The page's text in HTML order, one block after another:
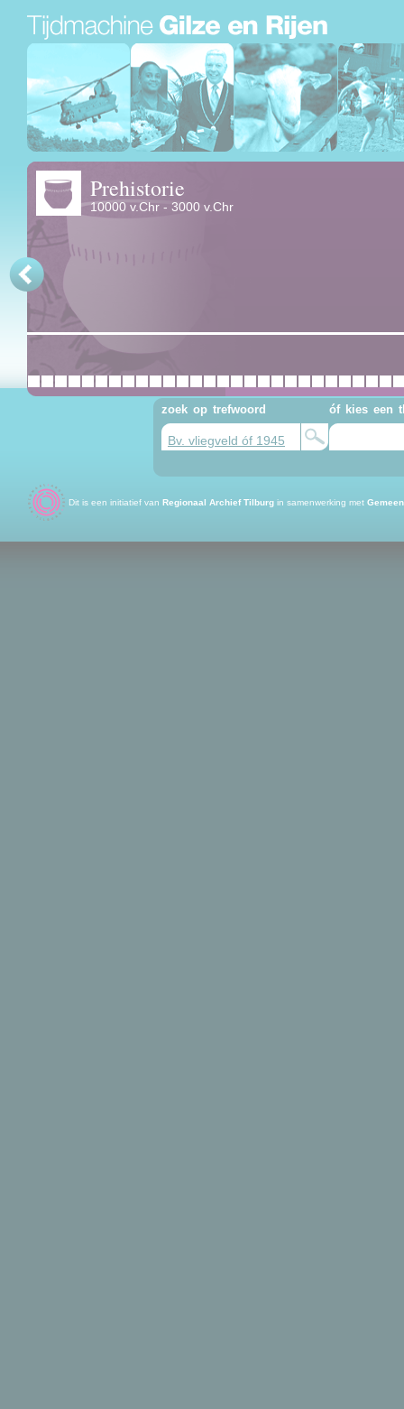
Prehistorie
10000 v.Chr - 3000 v.Chr
Oudheid
3000 v Chr. - 500 n Chr
zoek op trefwoord óf kies een
Dit is een initiatief van Regionaal Archief Tilburg in samenwerking met